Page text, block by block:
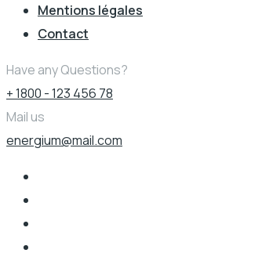
Mentions légales
Contact
Have any Questions?
+ 1800 - 123 456 78
Mail us
energium@mail.com